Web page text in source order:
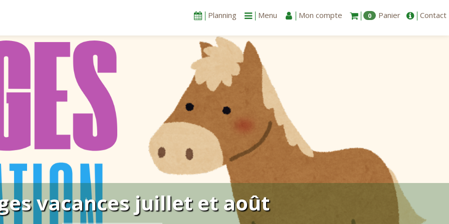
Planning Menu Mon compte 0 Panier Contact
vacances juillet et août